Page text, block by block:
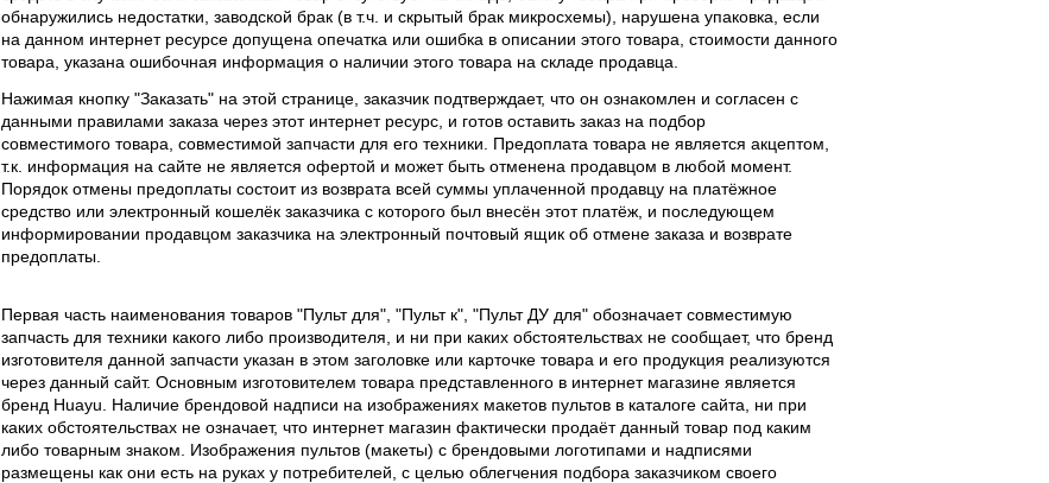
обнаружились недостатки, заводской брак (в т.ч. и скрытый брак микросхемы), нарушена упаковка, если
на данном интернет ресурсе допущена опечатка или ошибка в описании этого товара, стоимости данного
товара, указана ошибочная информация о наличии этого товара на складе продавца.
Нажимая кнопку "Заказать" на этой странице, заказчик подтверждает, что он ознакомлен и согласен с
данными правилами заказа через этот интернет ресурс, и готов оставить заказ на подбор
совместимого товара, совместимой запчасти для его техники. Предоплата товара не является акцептом,
т.к. информация на сайте не является офертой и может быть отменена продавцом в любой момент.
Порядок отмены предоплаты состоит из возврата всей суммы уплаченной продавцу на платёжное
средство или электронный кошелёк заказчика с которого был внесён этот платёж, и последующем
информировании продавцом заказчика на электронный почтовый ящик об отмене заказа и возврате
предоплаты.
Первая часть наименования товаров "Пульт для", "Пульт к", "Пульт ДУ для" обозначает совместимую
запчасть для техники какого либо производителя, и ни при каких обстоятельствах не сообщает, что бренд
изготовителя данной запчасти указан в этом заголовке или карточке товара и его продукция реализуются
через данный сайт. Основным изготовителем товара представленного в интернет магазине является
бренд Huayu. Наличие брендовой надписи на изображениях макетов пультов в каталоге сайта, ни при
каких обстоятельствах не означает, что интернет магазин фактически продаёт данный товар под каким
либо товарным знаком. Изображения пультов (макеты) с брендовыми логотипами и надписями
размещены как они есть на руках у потребителей, с целью облегчения подбора заказчиком своего